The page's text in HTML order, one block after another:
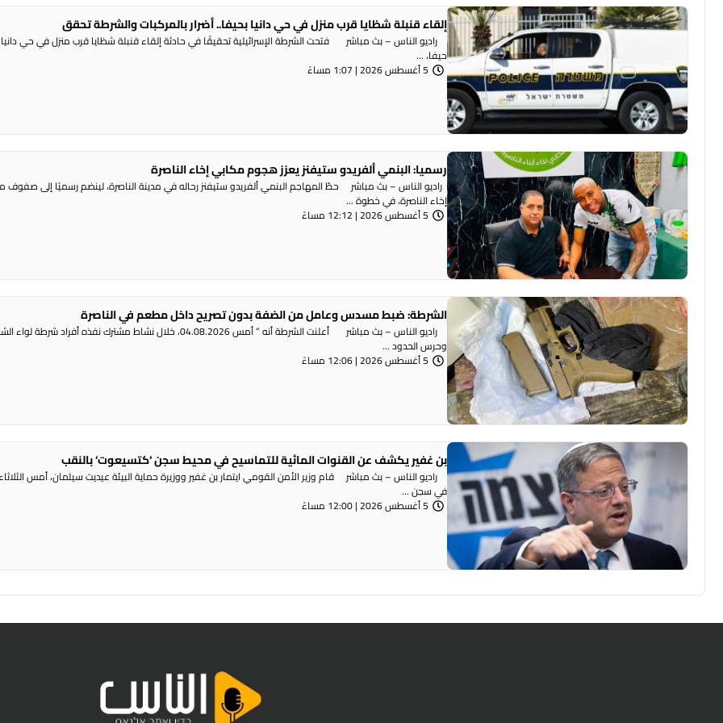
إلقاء قنبلة شظايا قرب منزل في حي دانيا بحيفا.. أضرار بالمركبات والشرطة تحقق
راديو الناس – بث مباشر فتحت الشرطة الإسرائيلية تحقيقًا في حادثة إلقاء قنبلة شظايا قرب منزل في حي دانيا
حيفا، ...
5 أغسطس 2026 | 1:07 مساءً
رسميا: البنمي ألفريدو ستيفنز يعزز هجوم مكابي إخاء الناصرة
راديو الناس – بث مباشر حطّ المهاجم البنمي ألفريدو ستيفنز رحاله في مدينة الناصرة، لينضم رسميًا إلى صفوف
إخاء الناصرة، في خطوة ...
5 أغسطس 2026 | 12:12 مساءً
الشرطة: ضبط مسدس وعامل من الضفة بدون تصريح داخل مطعم في الناصرة
راديو الناس – بث مباشر أعلنت الشرطة أنه ” أمس 04.08.2026، خلال نشاط مشترك نفذه أفراد شرطة
وحرس الحدود ...
5 أغسطس 2026 | 12:06 مساءً
بن غفير يكشف عن القنوات المائية للتماسيح في محيط سجن ‘كتسيعوت‘ بالنقب
راديو الناس – بث مباشر قام وزير الأمن القومي ايتمار بن غفير ووزيرة حماية البيئة عيديت سيلمان، أمس
في سجن ...
5 أغسطس 2026 | 12:00 مساءً